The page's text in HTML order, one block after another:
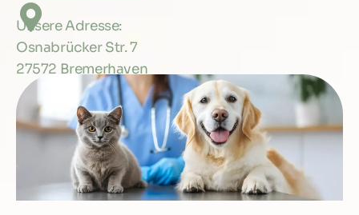
Unsere Adresse:
Osnabrücker Str. 7
27572 Bremerhaven